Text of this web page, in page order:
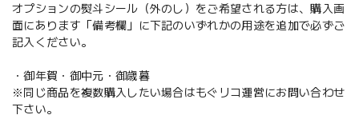
オプションの熨斗シール（外のし）をご希望される方は、購入画
面にあります「備考欄」に下記のいずれかの用途を追加で必ずご
記入ください。
・御年賀・御中元・御歳暮
※同じ商品を複数購入したい場合はもぐリコ運営にお問い合わせ
下さい。